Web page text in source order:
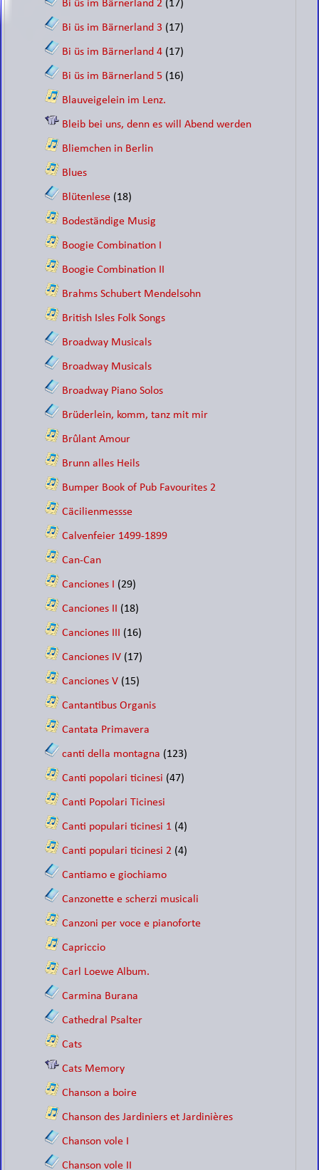
Bi üs im Bärnerland 2 (17)
Bi üs im Bärnerland 3 (17)
Bi üs im Bärnerland 4 (17)
Bi üs im Bärnerland 5 (16)
Blauveigelein im Lenz.
Bleib bei uns, denn es will Abend werden
Bliemchen in Berlin
Blues
Blütenlese (18)
Bodeständige Musig
Boogie Combination I
Boogie Combination II
Brahms Schubert Mendelsohn
British Isles Folk Songs
Broadway Musicals
Broadway Musicals
Broadway Piano Solos
Brüderlein, komm, tanz mit mir
Brûlant Amour
Brunn alles Heils
Bumper Book of Pub Favourites 2
Cäcilienmessse
Calvenfeier 1499-1899
Can-Can
Canciones I (29)
Canciones II (18)
Canciones III (16)
Canciones IV (17)
Canciones V (15)
Cantantibus Organis
Cantata Primavera
canti della montagna (123)
Canti popolari ticinesi (47)
Canti Popolari Ticinesi
Canti populari ticinesi 1 (4)
Canti populari ticinesi 2 (4)
Cantiamo e giochiamo
Canzonette e scherzi musicali
Canzoni per voce e pianoforte
Capriccio
Carl Loewe Album.
Carmina Burana
Cathedral Psalter
Cats
Cats Memory
Chanson a boire
Chanson des Jardiniers et Jardinières
Chanson vole I
Chanson vole II